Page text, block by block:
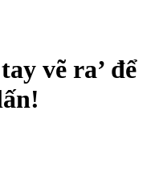
vẽ ra’ để